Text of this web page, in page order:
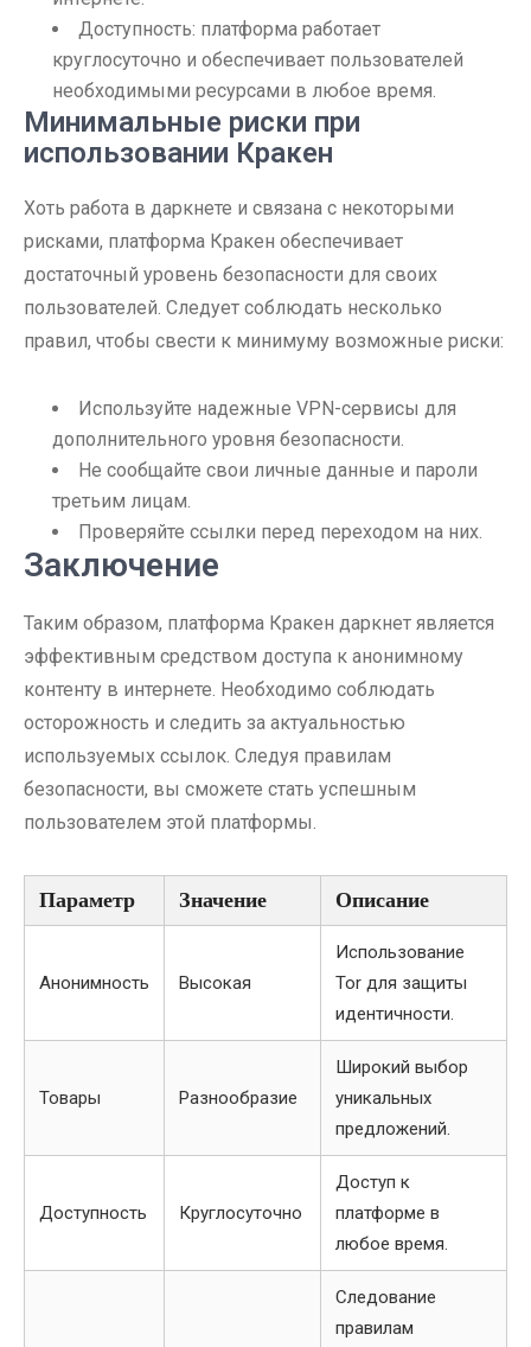
Доступность: платформа работает
круглосуточно и обеспечивает пользователей
необходимыми ресурсами в любое время.
Минимальные риски при
использовании Кракен
Хоть работа в даркнете и связана с некоторыми
рисками, платформа Кракен обеспечивает
достаточный уровень безопасности для своих
пользователей. Следует соблюдать несколько
правил, чтобы свести к минимуму возможные риски:
Используйте надежные VPN-сервисы для
дополнительного уровня безопасности.
Не сообщайте свои личные данные и пароли
третьим лицам.
Проверяйте ссылки перед переходом на них.
Заключение
Таким образом, платформа Кракен даркнет является
эффективным средством доступа к анонимному
контенту в интернете. Необходимо соблюдать
осторожность и следить за актуальностью
используемых ссылок. Следуя правилам
безопасности, вы сможете стать успешным
пользователем этой платформы.
Параметр Значение Описание
Анонимность Высокая
Использование
Tor для защиты
идентичности.
Товары Разнообразие
Широкий выбор
уникальных
предложений.
Доступность Круглосуточно
Доступ к
платформе в
любое время.
Следование
правилам